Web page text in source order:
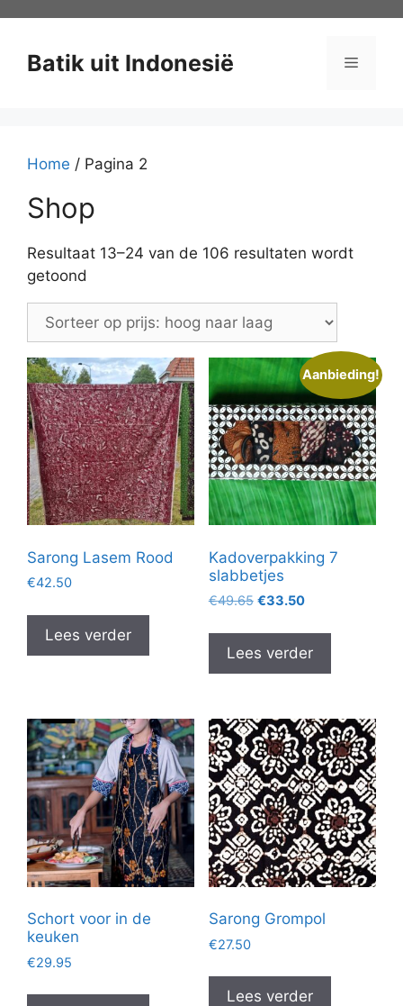
inhoud
Batik uit Indonesië Menu
Home / Pagina 2
Shop
Resultaat 13–24 van de 106 resultaten wordt
getoond
prijs:
hoog
naar
laag
Sarong Lasem Rood
€42.50
Lees verder
Aanbieding!
Kadoverpakking 7
slabbetjes
€49.65 Oorspronkelijke
was:
€49.65.
€33.50Huidige
is:
€33.50.
Lees verder
Schort voor in de
keuken
€29.95
Sarong Grompol
€27.50
Lees verder